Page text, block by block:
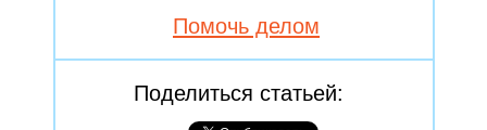
Помочь делом
Поделиться статьей: